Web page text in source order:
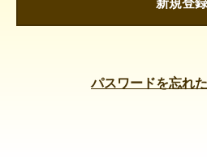
新規登録
パスワードを忘れ